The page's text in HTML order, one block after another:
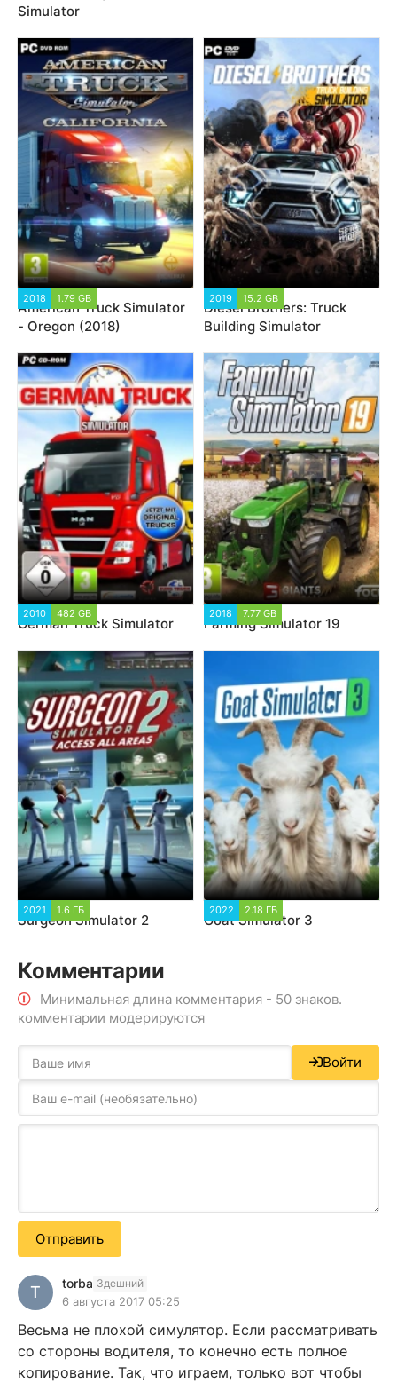
Simulator
2018 1.79 GB
American Truck Simulator
- Oregon (2018)
2019 15.2 GB
Diesel Brothers: Truck
Building Simulator
2010 482 GB
German Truck Simulator
2018 7.77 GB
Farming Simulator 19
2021 1.6 ГБ
Surgeon Simulator 2
2022 2.18 ГБ
Goat Simulator 3
Комментарии
Минимальная длина комментария - 50 знаков.
комментарии модерируются
Войти
Отправить
T torba Здешний
6 августа 2017 05:25
Весьма не плохой симулятор. Если рассматривать
со стороны водителя, то конечно есть полное
копирование. Так, что играем, только вот чтобы